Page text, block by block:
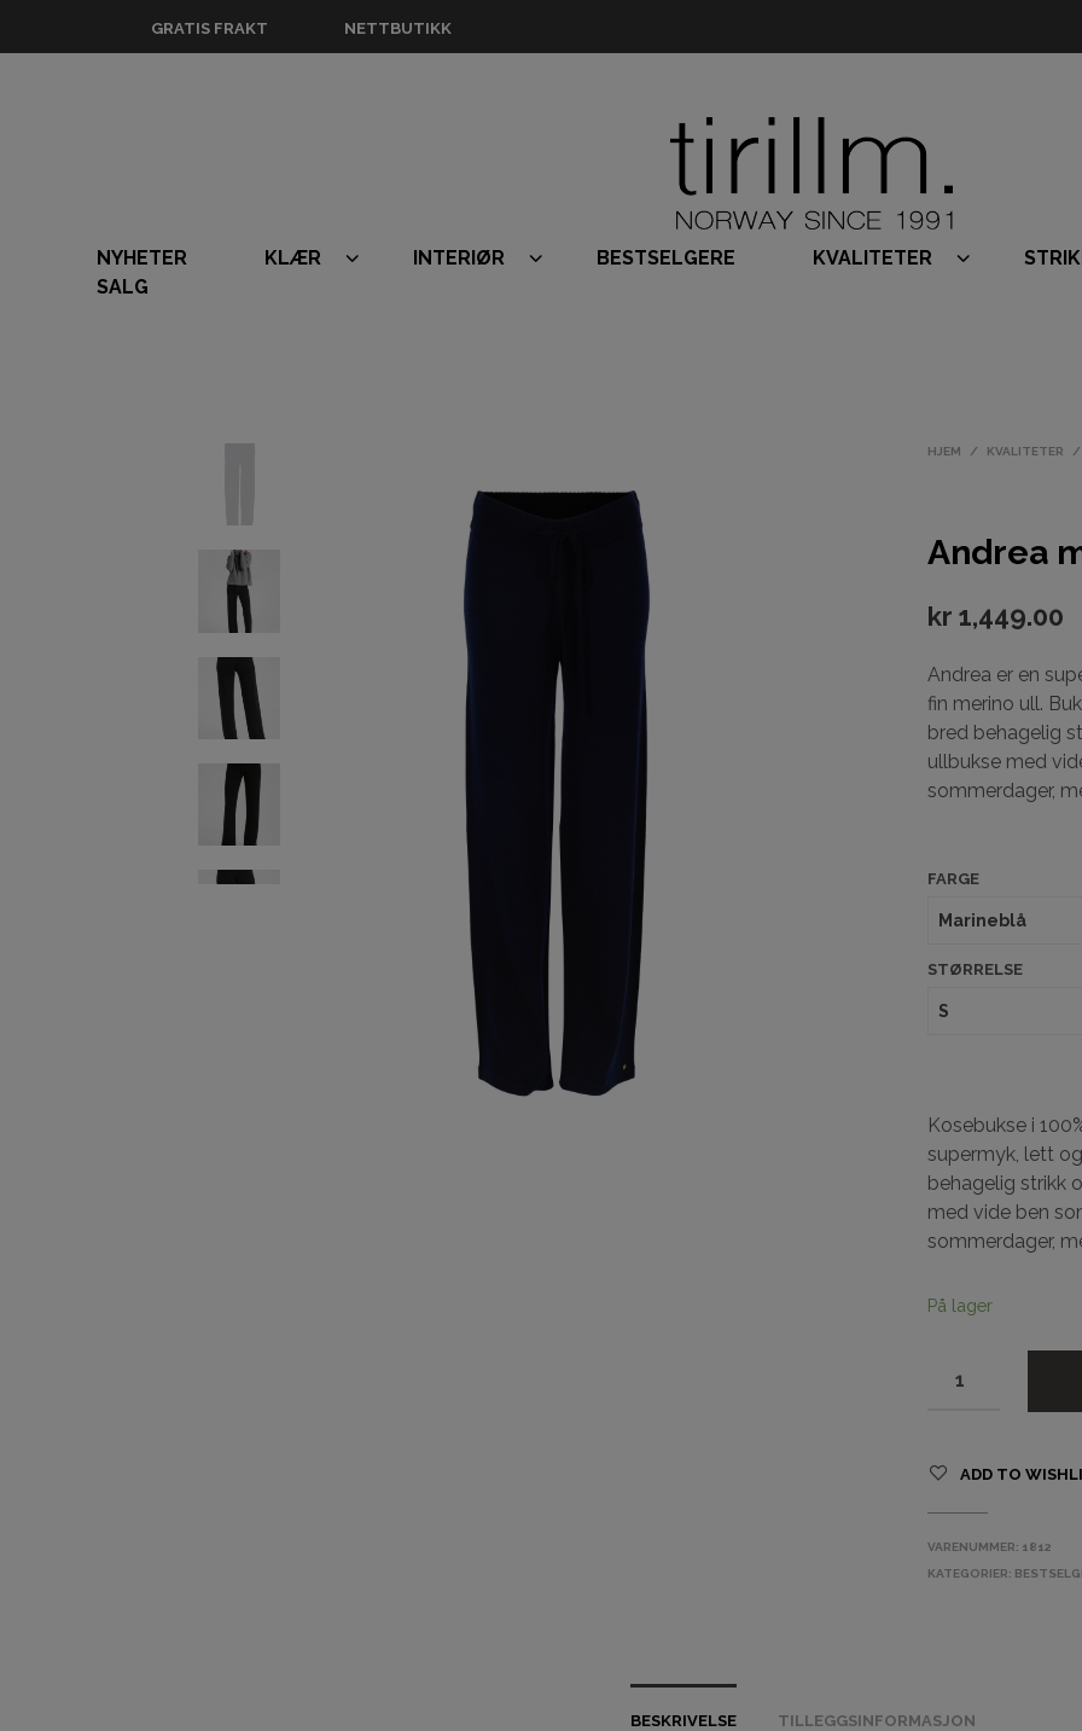
GRATIS FRAKT NETTBUTIKK
NYHETER KLÆR INTERIØR BESTSELGERE KVALITETER
SALG
HJEM / KVALITETER /
Andrea
kr 1,449.00
Andrea er en
fin merino ull.
bred behagelig
ullbukse med
sommerdager,
FARGE
STØRRELSE
Kosebukse i
supermyk, lett
behagelig strikk
med vide ben
sommerdager,
På lager
ADD TO
VARENUMMER: 1812
KATEGORIER:
BESKRIVELSE TILLEGGSINFORMASJON